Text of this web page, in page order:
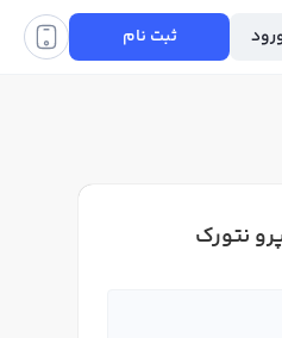
ثبت نام
نتورک